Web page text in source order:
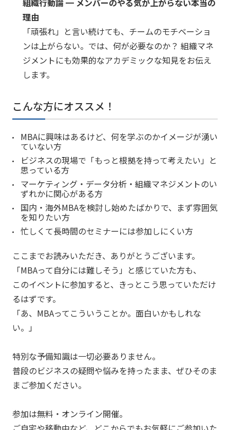
組織行動論 ━ メンバーのやる気が上がらない本当の
理由
「頑張れ」と言い続けても、チームのモチベーショ
ンは上がらない。では、何が必要なのか？ 組織マネ
ジメントにも効果的なアカデミックな知見をお伝え
します。
こんな方にオススメ！
MBAに興味はあるけど、何を学ぶのかイメージが湧い
ていない方
ビジネスの現場で「もっと根拠を持って考えたい」と
思っている方
マーケティング・データ分析・組織マネジメントのい
ずれかに関心がある方
国内・海外MBAを検討し始めたばかりで、まず雰囲気
を知りたい方
忙しくて長時間のセミナーには参加しにくい方
ここまでお読みいただき、ありがとうございます。
「MBAって自分には難しそう」と感じていた方も、
このイベントに参加すると、きっとこう思っていただけ
るはずです。
「あ、MBAってこういうことか。面白いかもしれな
い。」
特別な予備知識は一切必要ありません。
普段のビジネスの疑問や悩みを持ったまま、ぜひそのま
まご参加ください。
参加は無料・オンライン開催。